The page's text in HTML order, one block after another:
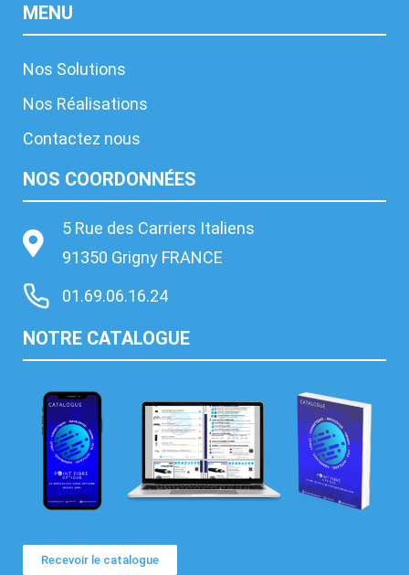
MENU
Nos Solutions
Nos Réalisations
Contactez nous
NOS COORDONNÉES
5 Rue des Carriers Italiens
91350 Grigny FRANCE
01.69.06.16.24
NOTRE CATALOGUE
Recevoir le catalogue